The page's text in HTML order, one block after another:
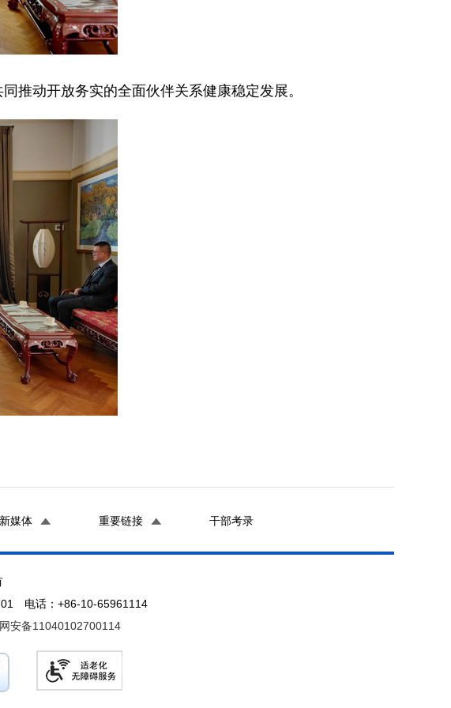
推动开放务实的全面伙伴关系健康稳定发展。
媒体 重要链接 干部考录
电话：+86-10-65961114
安备11040102700114